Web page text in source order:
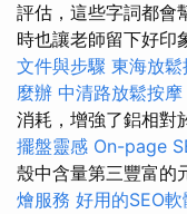
評估，這些字詞都會
時也讓老師留下好印
文件與步驟 東海放鬆
麼辦 中清路放鬆按摩
消耗，增強了鋁相對
擺盤靈感 On-page
殼中含量第三豐富的
燴服務 好用的SEO